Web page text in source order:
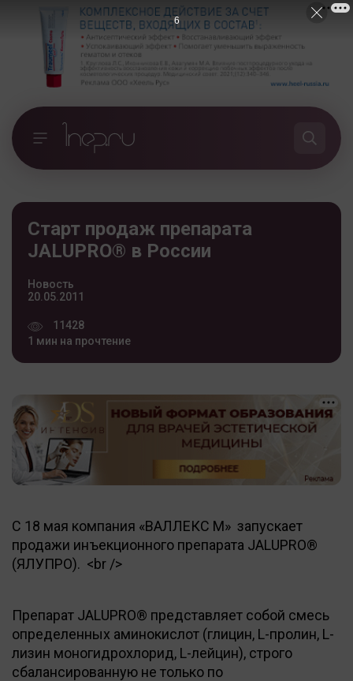
Старт продаж препарата
JALUPRO® в России
Новость
20.05.2011
11428
1 мин на прочтение
С 18 мая компания «ВАЛЛЕКС М» запускает
продажи инъекционного препарата JALUPRO®
(ЯЛУПРО). <br />
Препарат JALUPRO® представляет собой смесь
определенных аминокислот (глицин, L-пролин, L-
лизин моногидрохлорид, L-лейцин), строго
сбалансированную не только по
5